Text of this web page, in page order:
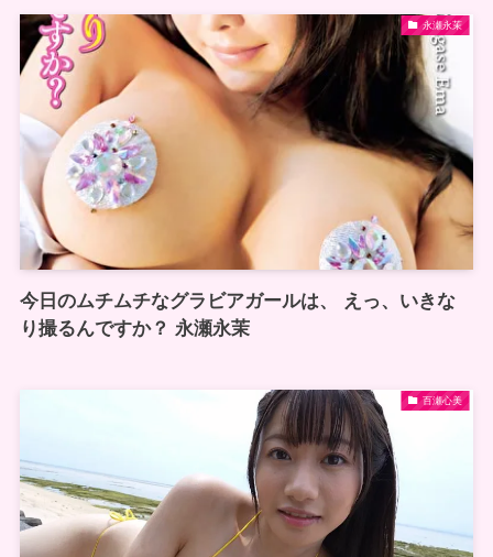
永瀬永茉
今日のムチムチなグラビアガールは、 えっ、いきな
り撮るんですか？ 永瀬永茉
百瀬心美